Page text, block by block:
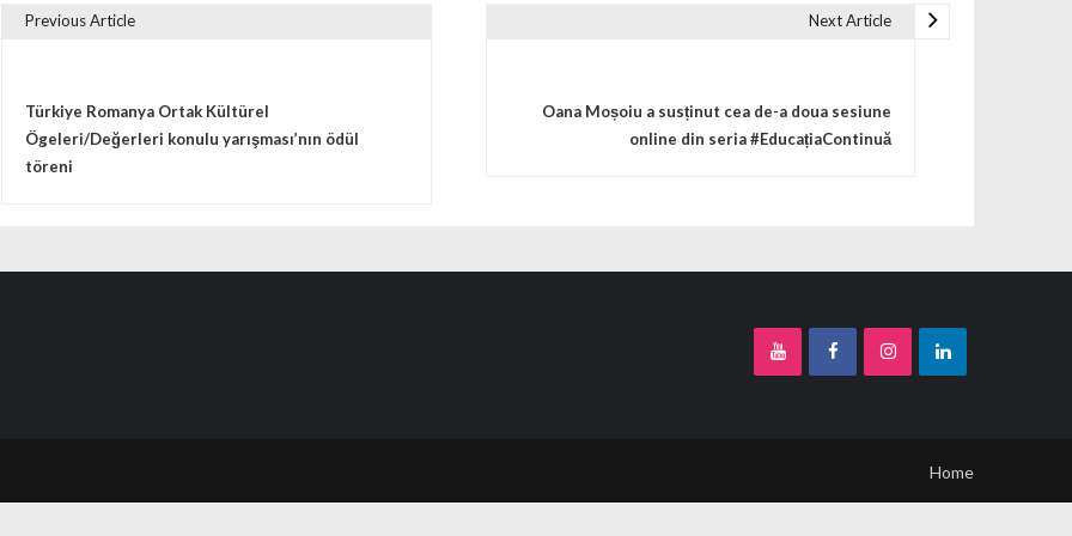
Previous Article
Türkiye Romanya Ortak Kültürel
Ögeleri/Değerleri konulu yarışması’nın ödül
töreni
Next Article
Oana Moșoiu a susținut cea de-a doua sesiune
online din seria #EducațiaContinuă
Home